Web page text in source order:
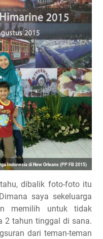
Indonesia di New Orleans (PP FB 2015)
dibalik foto-foto itu
saya sekeluarga
memilih untuk tidak
2 tahun tinggal di sana.
dari teman-teman